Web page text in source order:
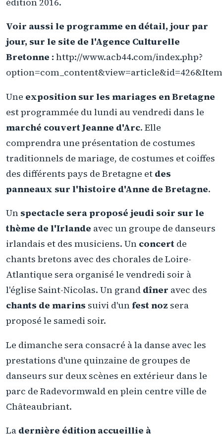
Voir aussi le programme en détail, jour par
jour, sur le site de l'Agence Culturelle
Bretonne : http://www.acb44.com/index.php?
Une exposition sur les mariages en Bretagne
est programmée du lundi au vendredi dans le
marché couvert Jeanne d'Arc. Elle
comprendra une présentation de costumes
traditionnels de mariage, de costumes et coiffes
des différents pays de Bretagne et des
panneaux sur l'histoire d'Anne de Bretagne.
Un spectacle sera proposé jeudi soir sur le
thème de l'Irlande avec un groupe de danseurs
irlandais et des musiciens. Un concert de
chants bretons avec des chorales de Loire-
Atlantique sera organisé le vendredi soir à
l'église Saint-Nicolas. Un grand dîner avec des
chants de marins suivi d'unfest noz sera
proposé le samedi soir.
Le dimanche sera consacré à la danse avec les
prestations d'une quinzaine de groupes de
danseurs sur deux scènes en extérieur dans le
parc de Radevormwald en plein centre ville de
Châteaubriant.
La dernière édition accueillie à